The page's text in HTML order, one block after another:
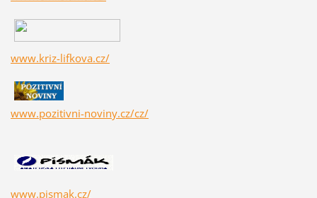
www.kriz-lifkova.cz/
www.pozitivni-noviny.cz/cz/
www.pismak.cz/